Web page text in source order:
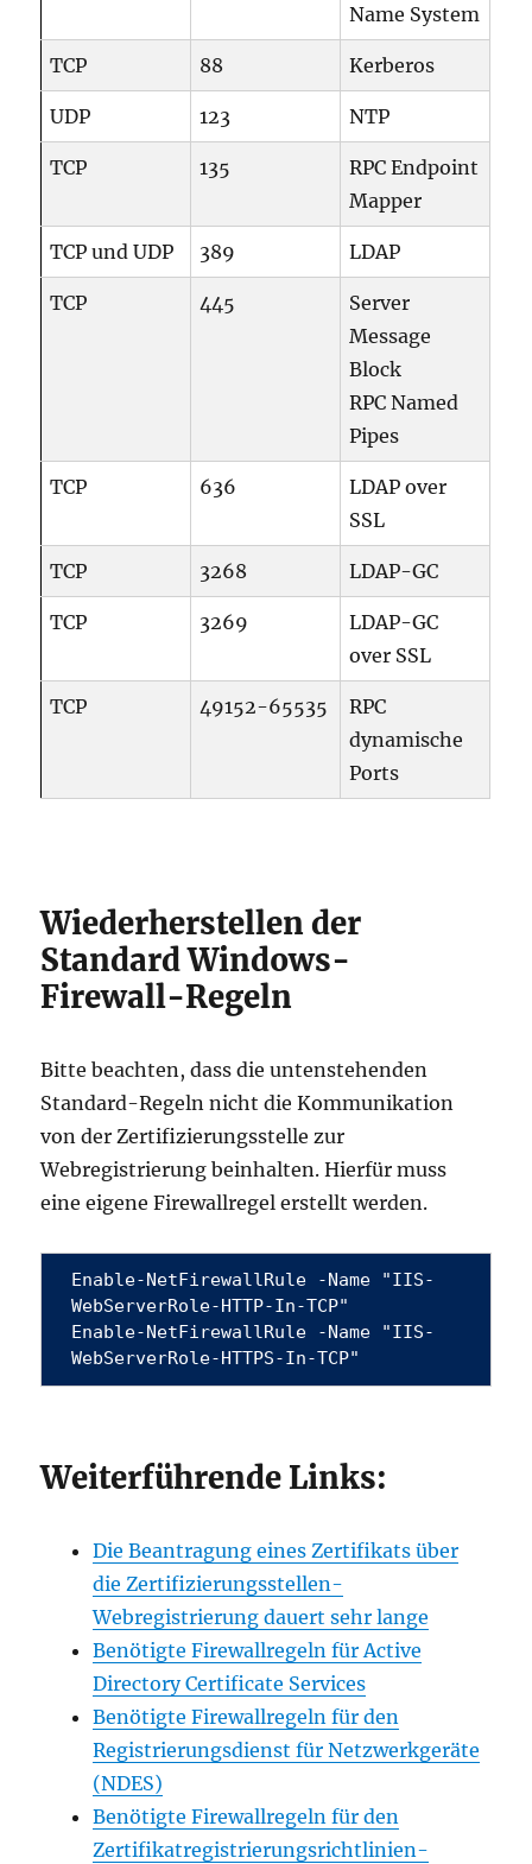
Name System
TCP 88 Kerberos
UDP 123 NTP
TCP 135
RPC Endpoint
Mapper
TCP und UDP 389 LDAP
TCP 445
Server
Message
Block
RPC Named
Pipes
TCP 636
LDAP over
SSL
TCP 3268 LDAP-GC
TCP 3269
LDAP-GC
over SSL
TCP 49152-65535
RPC
dynamische
Ports
Wiederherstellen der
Standard Windows-
Firewall-Regeln
Bitte beachten, dass die untenstehenden
Standard-Regeln nicht die Kommunikation
von der Zertifizierungsstelle zur
Webregistrierung beinhalten. Hierfür muss
eine eigene Firewallregel erstellt werden.
Enable-NetFirewallRule -Name "IIS-
WebServerRole-HTTP-In-TCP"
Enable-NetFirewallRule -Name "IIS-
WebServerRole-HTTPS-In-TCP"
Weiterführende Links:
Die Beantragung eines Zertifikats über
die Zertifizierungsstellen-
Webregistrierung dauert sehr lange
Benötigte Firewallregeln für Active
Directory Certificate Services
Benötigte Firewallregeln für den
Registrierungsdienst für Netzwerkgeräte
(NDES)
Benötigte Firewallregeln für den
Zertifikatregistrierungsrichtlinien-